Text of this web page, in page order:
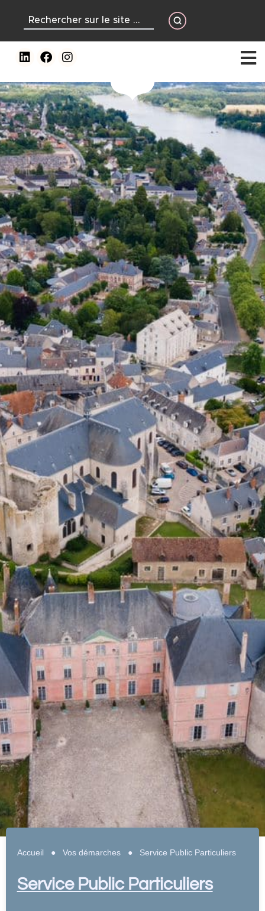
principal
Accueil ● Vos démarches● Service Public Particuliers
Service Public Particuliers